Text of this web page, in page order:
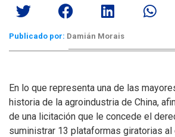
Publicado por: Damián Morais
En lo que representa una de las
historia de la agroindustria de China,
de una licitación que le concede el
suministrar 13 plataformas giratorias al